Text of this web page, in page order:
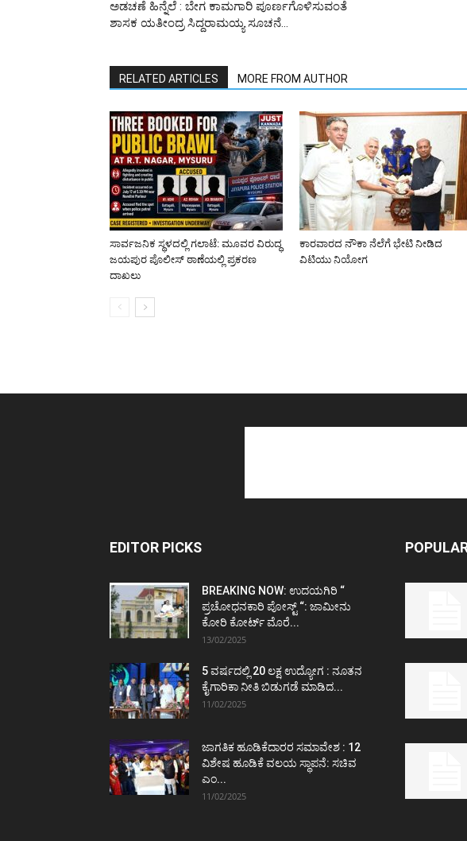
ಅಡಚಣೆ ಹಿನ್ನೆಲೆ : ಬೇಗ ಕಾಮಗಾರಿ ಪೂರ್ಣಗೊಳಿಸುವಂತೆ
ಶಾಸಕ ಯತೀಂದ್ರ ಸಿದ್ದರಾಮಯ್ಯ ಸೂಚನೆ…
RELATED ARTICLES MORE FROM AUTHOR
ಸಾರ್ವಜನಿಕ ಸ್ಥಳದಲ್ಲಿ ಗಲಾಟೆ: ಮೂವರ ವಿರುದ್ಧ
ಜಯಪುರ ಪೊಲೀಸ್ ಠಾಣೆಯಲ್ಲಿ ಪ್ರಕರಣ
ದಾಖಲು
ಕಾರವಾರದ ನೌಕಾ ನೆಲೆಗೆ ಭೇಟಿ ನೀಡಿದ
ವಿಟಿಯು ನಿಯೋಗ
EDITOR PICKS
BREAKING NOW: ಉದಯಗಿರಿ “
ಪ್ರಚೋಧನಕಾರಿ ಪೋಸ್ಟ್‌ “: ಜಾಮೀನು
ಕೋರಿ ಕೋರ್ಟ್‌ ಮೊರೆ...
13/02/2025
5 ವರ್ಷದಲ್ಲಿ 20 ಲಕ್ಷ ಉದ್ಯೋಗ : ನೂತನ
ಕೈಗಾರಿಕಾ ನೀತಿ ಬಿಡುಗಡೆ ಮಾಡಿದ...
11/02/2025
ಜಾಗತಿಕ ಹೂಡಿಕೆದಾರರ ಸಮಾವೇಶ : 12
ವಿಶೇಷ ಹೂಡಿಕೆ ವಲಯ ಸ್ಥಾಪನೆ: ಸಚಿವ
ಎಂ...
11/02/2025